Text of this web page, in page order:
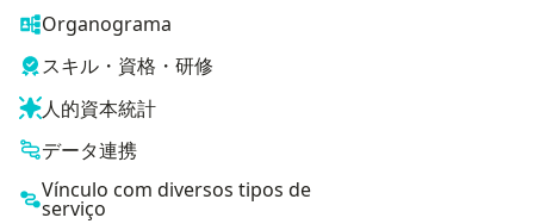
Organograma
スキル・資格・研修
人的資本統計
データ連携
Vínculo com diversos tipos de
serviço